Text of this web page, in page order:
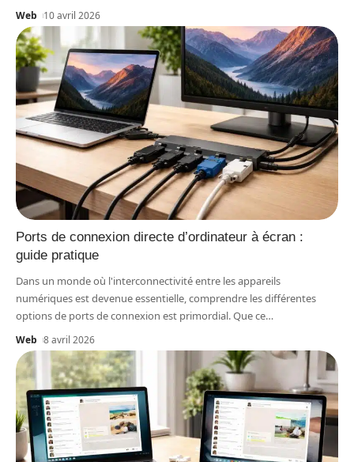
Web 10 avril 2026
Ports de connexion directe d’ordinateur à écran :
guide pratique
Dans un monde où l'interconnectivité entre les appareils
numériques est devenue essentielle, comprendre les différentes
options de ports de connexion est primordial. Que ce…
Web 8 avril 2026